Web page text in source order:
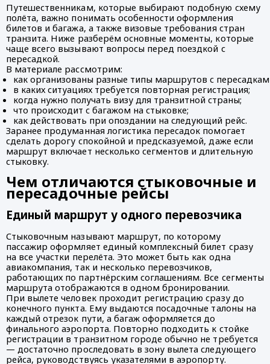
Путешественникам, которые выбирают подобную схему
полёта, важно понимать особенности оформления
билетов и багажа, а также визовые требования стран
транзита. Ниже разберём основные моменты, которые
чаще всего вызывают вопросы перед поездкой с
пересадкой.
В материале рассмотрим:
как организованы разные типы маршрутов с
в каких ситуациях требуется повторная регистрация;
когда нужно получать визу для транзитной страны;
что происходит с багажом на стыковке;
как действовать при опоздании на следующий рейс.
Заранее продуманная логистика пересадок помогает
сделать дорогу спокойной и предсказуемой, даже если
маршрут включает несколько сегментов и длительную
стыковку.
Чем отличаются стыковочные и
пересадочные рейсы
Единый маршрут у одного перевозчика
Стыковочным называют маршрут, по которому
пассажир оформляет единый комплексный билет сразу
на все участки перелёта. Это может быть как одна
авиакомпания, так и несколько перевозчиков,
работающих по партнёрским соглашениям. Все сегменты
маршрута отображаются в одном бронировании.
При вылете человек проходит регистрацию сразу до
конечного пункта. Ему выдаются посадочные талоны на
каждый отрезок пути, а багаж оформляется до
финального аэропорта. Повторно подходить к стойке
регистрации в транзитном городе обычно не требуется
— достаточно проследовать в зону вылета следующего
рейса, руководствуясь указателями в аэропорту.